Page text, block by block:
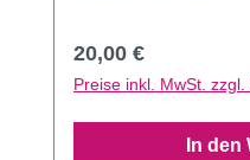
Regulärer Preis:
20,00 €
Preise inkl. MwSt.
In den